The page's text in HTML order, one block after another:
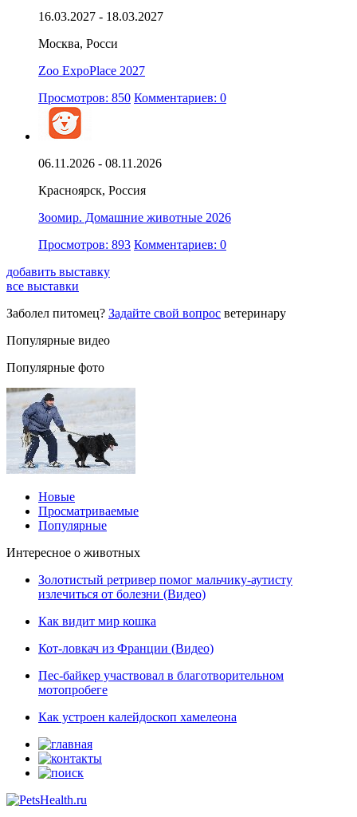
16.03.2027 - 18.03.2027
Москва, Росси
Zoo ExpoPlace 2027
Просмотров: 850 Комментариев: 0
06.11.2026 - 08.11.2026
Красноярск, Россия
Зоомир. Домашние животные 2026
Просмотров: 893 Комментариев: 0
добавить выставку
все выставки
Заболел питомец? Задайте свой вопрос ветеринару
Популярные видео
Популярные фото
Новые
Просматриваемые
Популярные
Интересное о животных
Золотистый ретривер помог мальчику-аутисту
излечиться от болезни (Видео)
Как видит мир кошка
Кот-ловкач из Франции (Видео)
Пес-байкер участвовал в благотворительном
мотопробеге
Как устроен калейдоскоп хамелеона